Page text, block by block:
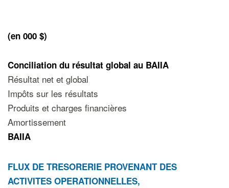
(en 000 $)
Conciliation du résultat global au BAIIA
Résultat net et global
Impôts sur les résultats
Produits et charges financières
Amortissement
BAIIA
FLUX DE TRESORERIE PROVENANT DES
ACTIVITES OPERATIONNELLES,